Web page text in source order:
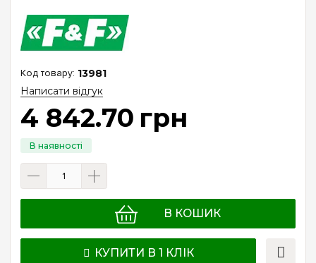
13981
Написати відгук
4 842.70 грн
В КОШИК
КУПИТИ В 1 КЛІК